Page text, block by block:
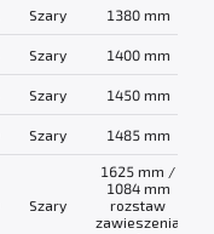
Szary 1380 mm
Szary 1400 mm
Szary 1450 mm
Szary 1485 mm
Szary
1625 mm /
1084 mm
rozstaw
zawieszenia